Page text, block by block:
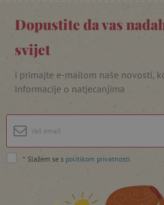
Dopustite da vas
svijet
i primajte e-mailom naše novosti,
informacije o natjecanjima
* Slažem se s politikom privatnosti
featureFlagIdentifier
Googleovu politiku